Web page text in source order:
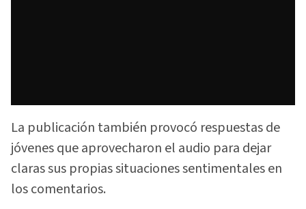
La publicación también provocó respuestas de
jóvenes que aprovecharon el audio para dejar
claras sus propias situaciones sentimentales en
los comentarios.